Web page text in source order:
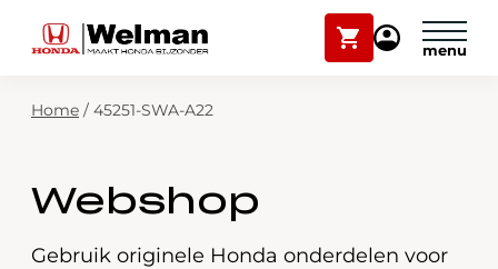
Winkelwagen
Mijn
Modellen
Zoekfunctie
Plan onderhoud
Mijn Honda Welman
Home / 45251-SWA-A22
Webshop
Gebruik originele Honda onderdelen voor